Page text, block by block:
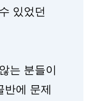
있었던
는 분들이
반에 문제